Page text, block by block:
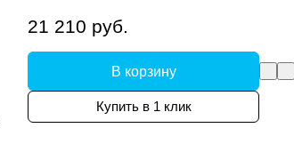
21 210 руб.
В корзину
Купить в 1 клик